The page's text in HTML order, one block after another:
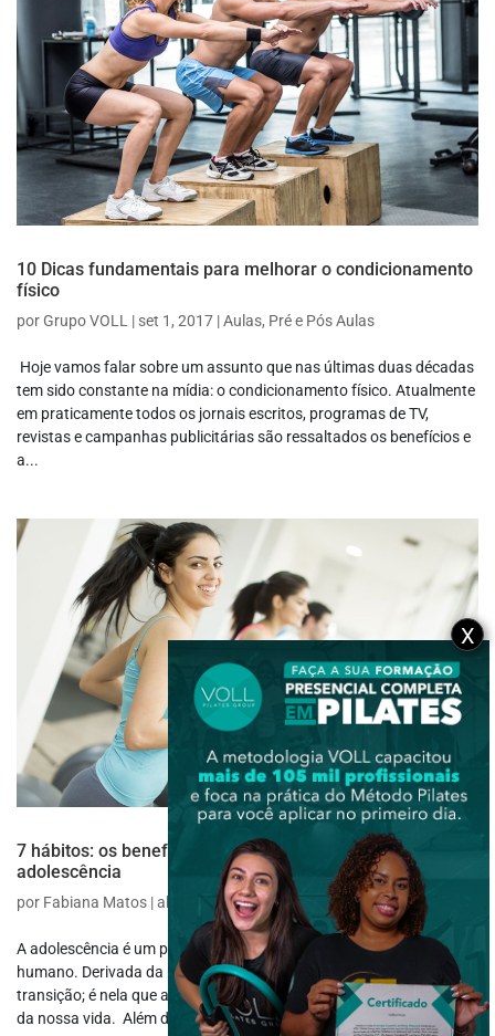
10 Dicas fundamentais para melhorar o condicionamento
físico
porGrupo VOLL | set 1, 2017 |Aulas, Pré e Pós Aulas
Hoje vamos falar sobre um assunto que nas últimas duas décadas
tem sido constante na mídia: o condicionamento físico. Atualmente
em praticamente todos os jornais escritos, programas de TV,
revistas e campanhas publicitárias são ressaltados os benefícios e
a...
7 hábitos: os benefícios das atividades físicas na
adolescência
por Fabiana Matos |abr 12, 2017|Saúde e Bem-estar
A adolescência é um período muito significativo na vida e todo ser
humano. Derivada da palavra em latim adolescere, que significa
transição; é nela que acontecem as principais mudanças corporais
da nossa vida. Além de ser um período de grande questionamento
X